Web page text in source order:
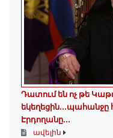
Դատում են ոչ թե
Էրդողանը․․․
ավելին